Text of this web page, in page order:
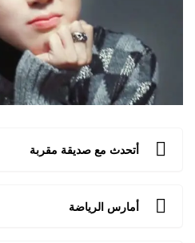
أتحدث مع صديقة مقربة
أمارس الرياضة